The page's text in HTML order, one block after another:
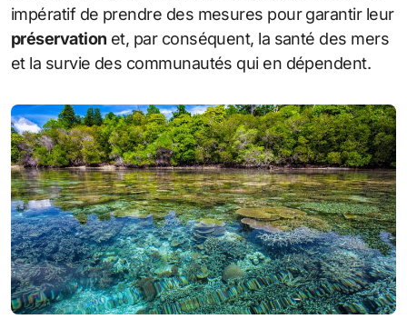
impératif de prendre des mesures pour garantir leur
préservation et, par conséquent, la santé des mers
et la survie des communautés qui en dépendent.